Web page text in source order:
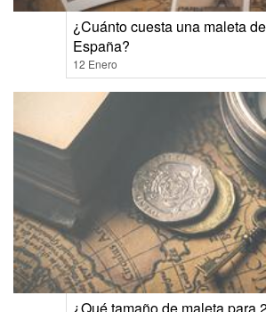
¿Cuánto cuesta una maleta
España?
12 Enero
¿Qué tamaño de maleta para